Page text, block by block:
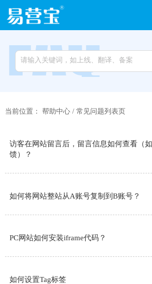
当前位置： 帮助中心 / 常见问题列表页
访客在网站留言后，留言信息如何查看（
馈）？
如何将网站整站从A账号复制到B账号？
PC网站如何安装iframe代码？
如何设置Tag标签